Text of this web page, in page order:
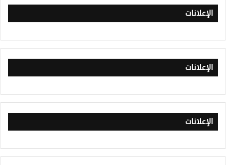
الإعلانات
الإعلانات
الإعلانات